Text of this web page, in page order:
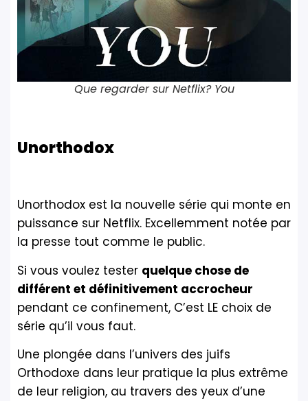
Que regarder sur Netflix? You
Unorthodox
Unorthodox est la nouvelle série qui monte en
puissance sur Netflix. Excellemment notée par
la presse tout comme le public.
Si vous voulez tester quelque chose de
différent et définitivement accrocheur
pendant ce confinement, C’est LE choix de
série qu’il vous faut.
Une plongée dans l’univers des juifs
Orthodoxe dans leur pratique la plus extrême
de leur religion, au travers des yeux d’une